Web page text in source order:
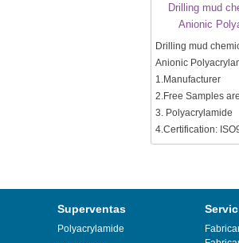
Drilling mud
Anionic
Drilling mud
Anionic
1.Manufacturer
2.Free Samples
3. Polyacrylamide
4.Certification:
Superventas
Polyacrylamide